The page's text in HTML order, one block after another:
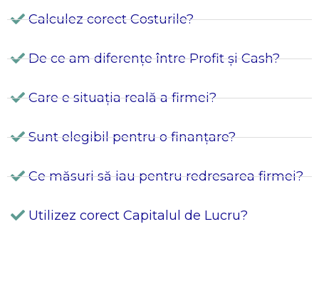
Calculez corect Costurile?
De ce am diferențe între Profit și Cash?
Care e situația reală a firmei?
Sunt elegibil pentru o finanțare?
Ce măsuri să iau pentru redresarea firmei?
Utilizez corect Capitalul de Lucru?